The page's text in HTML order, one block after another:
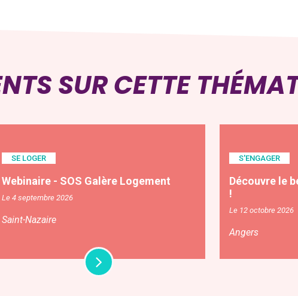
SUR CETTE
SE LOGER
Webinaire - SOS Galère Logement
Le 4 septembre 2026
Saint-Nazaire
S'ENGAGER
Découvre le
!
Le 12 octobre 2026
Angers